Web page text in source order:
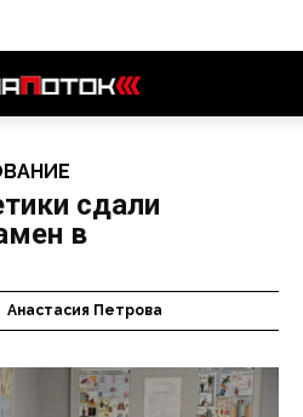
сдали
в
Анастасия Петрова